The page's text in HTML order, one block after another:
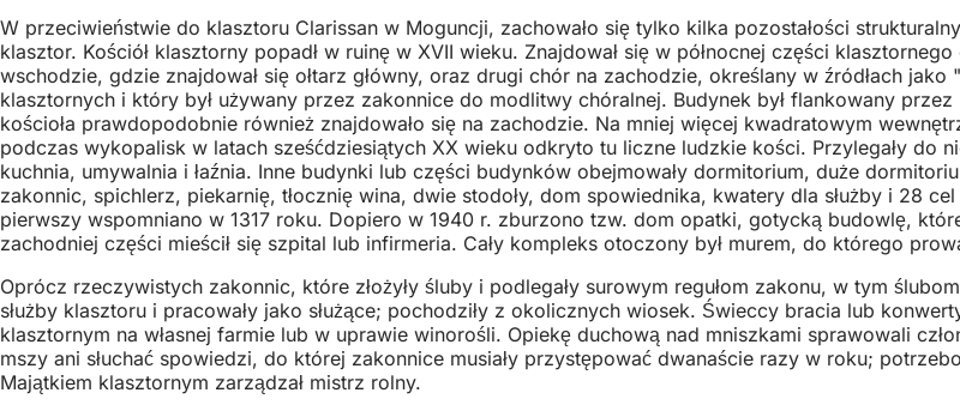
W przeciwieństwie do klasztoru Clarissan w Moguncji, zachowało się tylko kilka pozostałości
klasztor. Kościół klasztorny popadł w ruinę w XVII wieku. Znajdował się w północnej części
wschodzie, gdzie znajdował się ołtarz główny, oraz drugi chór na zachodzie, określany w źródłach
klasztornych i który był używany przez zakonnice do modlitwy chóralnej. Budynek był flankowany
kościoła prawdopodobnie również znajdowało się na zachodzie. Na mniej więcej kwadratowym
podczas wykopalisk w latach sześćdziesiątych XX wieku odkryto tu liczne ludzkie kości. Przylegały do
kuchnia, umywalnia i łaźnia. Inne budynki lub części budynków obejmowały dormitorium, duże
zakonnic, spichlerz, piekarnię, tłocznię wina, dwie stodoły, dom spowiednika, kwatery dla służby i 28
pierwszy wspomniano w 1317 roku. Dopiero w 1940 r. zburzono tzw. dom opatki, gotycką budowlę,
zachodniej części mieścił się szpital lub infirmeria. Cały kompleks otoczony był murem, do którego
Oprócz rzeczywistych zakonnic, które złożyły śluby i podlegały surowym regułom zakonu, w tym
służby klasztoru i pracowały jako służące; pochodziły z okolicznych wiosek. Świeccy bracia lub
klasztornym na własnej farmie lub w uprawie winorośli. Opiekę duchową nad mniszkami sprawowali
mszy ani słuchać spowiedzi, do której zakonnice musiały przystępować dwanaście razy w roku;
Majątkiem klasztornym zarządzał mistrz rolny.